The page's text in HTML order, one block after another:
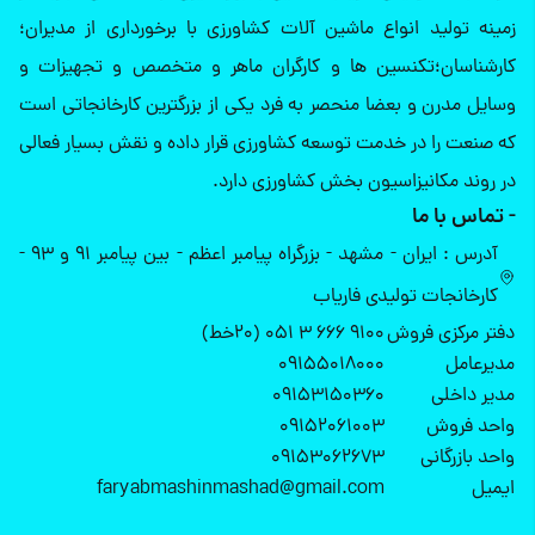
زمینه تولید انواع ماشین آلات کشاورزی با برخورداری از مدیران؛
کارشناسان؛تکنسین ها و کارگران ماهر و متخصص و تجهیزات و
وسایل مدرن و بعضا منحصر به فرد یکی از بزرگترین کارخانجاتی است
که صنعت را در خدمت توسعه کشاورزی قرار داده و نقش بسیار فعالی
در روند مکانیزاسیون بخش کشاورزی دارد.
- تماس با ما
آدرس : ایران - مشهد - بزرگراه پیامبر اعظم - بین پیامبر 91 و 93 -
کارخانجات تولیدی فاریاب
دفتر مرکزی فروش9100 666 3 051 (20خط)
مدیرعامل
09155018000
مدیر داخلی
09153150360
واحد فروش
09152061003
واحد بازرگانی
09153062673
ایمیل
faryabmashinmashad@gmail.com